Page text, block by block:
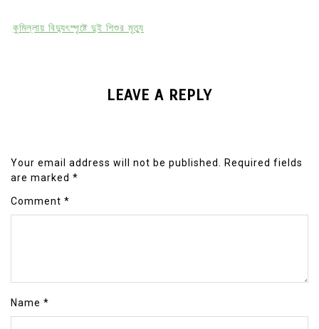
কুমিল্লায় বিদ্যুৎস্পৃষ্টে দুই শিশুর মৃত্যু
LEAVE A REPLY
Your email address will not be published.
Required fields
are marked *
Comment *
Name *